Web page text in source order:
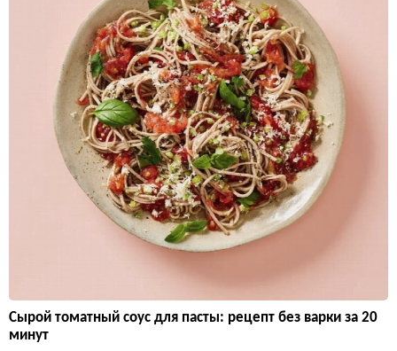
Сырой томатный соус для пасты: рецепт без варки за 20
минут